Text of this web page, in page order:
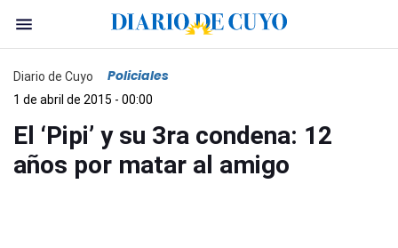
Diario de Cuyo Policiales
1 de abril de 2015 - 00:00
El ‘Pipi’ y su 3ra condena: 12
años por matar al amigo